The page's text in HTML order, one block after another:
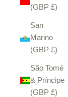
(GBP £)
San
Marino
(GBP £)
São Tomé
& Príncipe
(GBP £)